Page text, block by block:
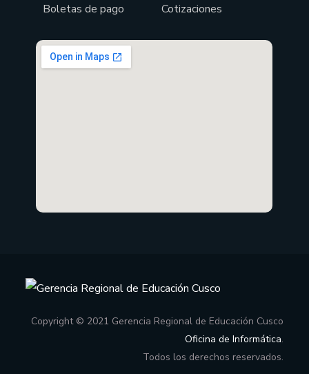
Boletas de pago
Cotizaciones
Copyright © 2021 Gerencia Regional de Educación Cusco
Oficina de Informática.
Todos los derechos reservados.